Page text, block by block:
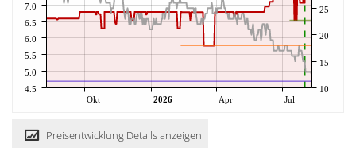
Okt 2026 Apr Jul
4.5
5.0
5.5
6.0
6.5
7.0
10
15
20
25
Preisentwicklung Details anzeigen